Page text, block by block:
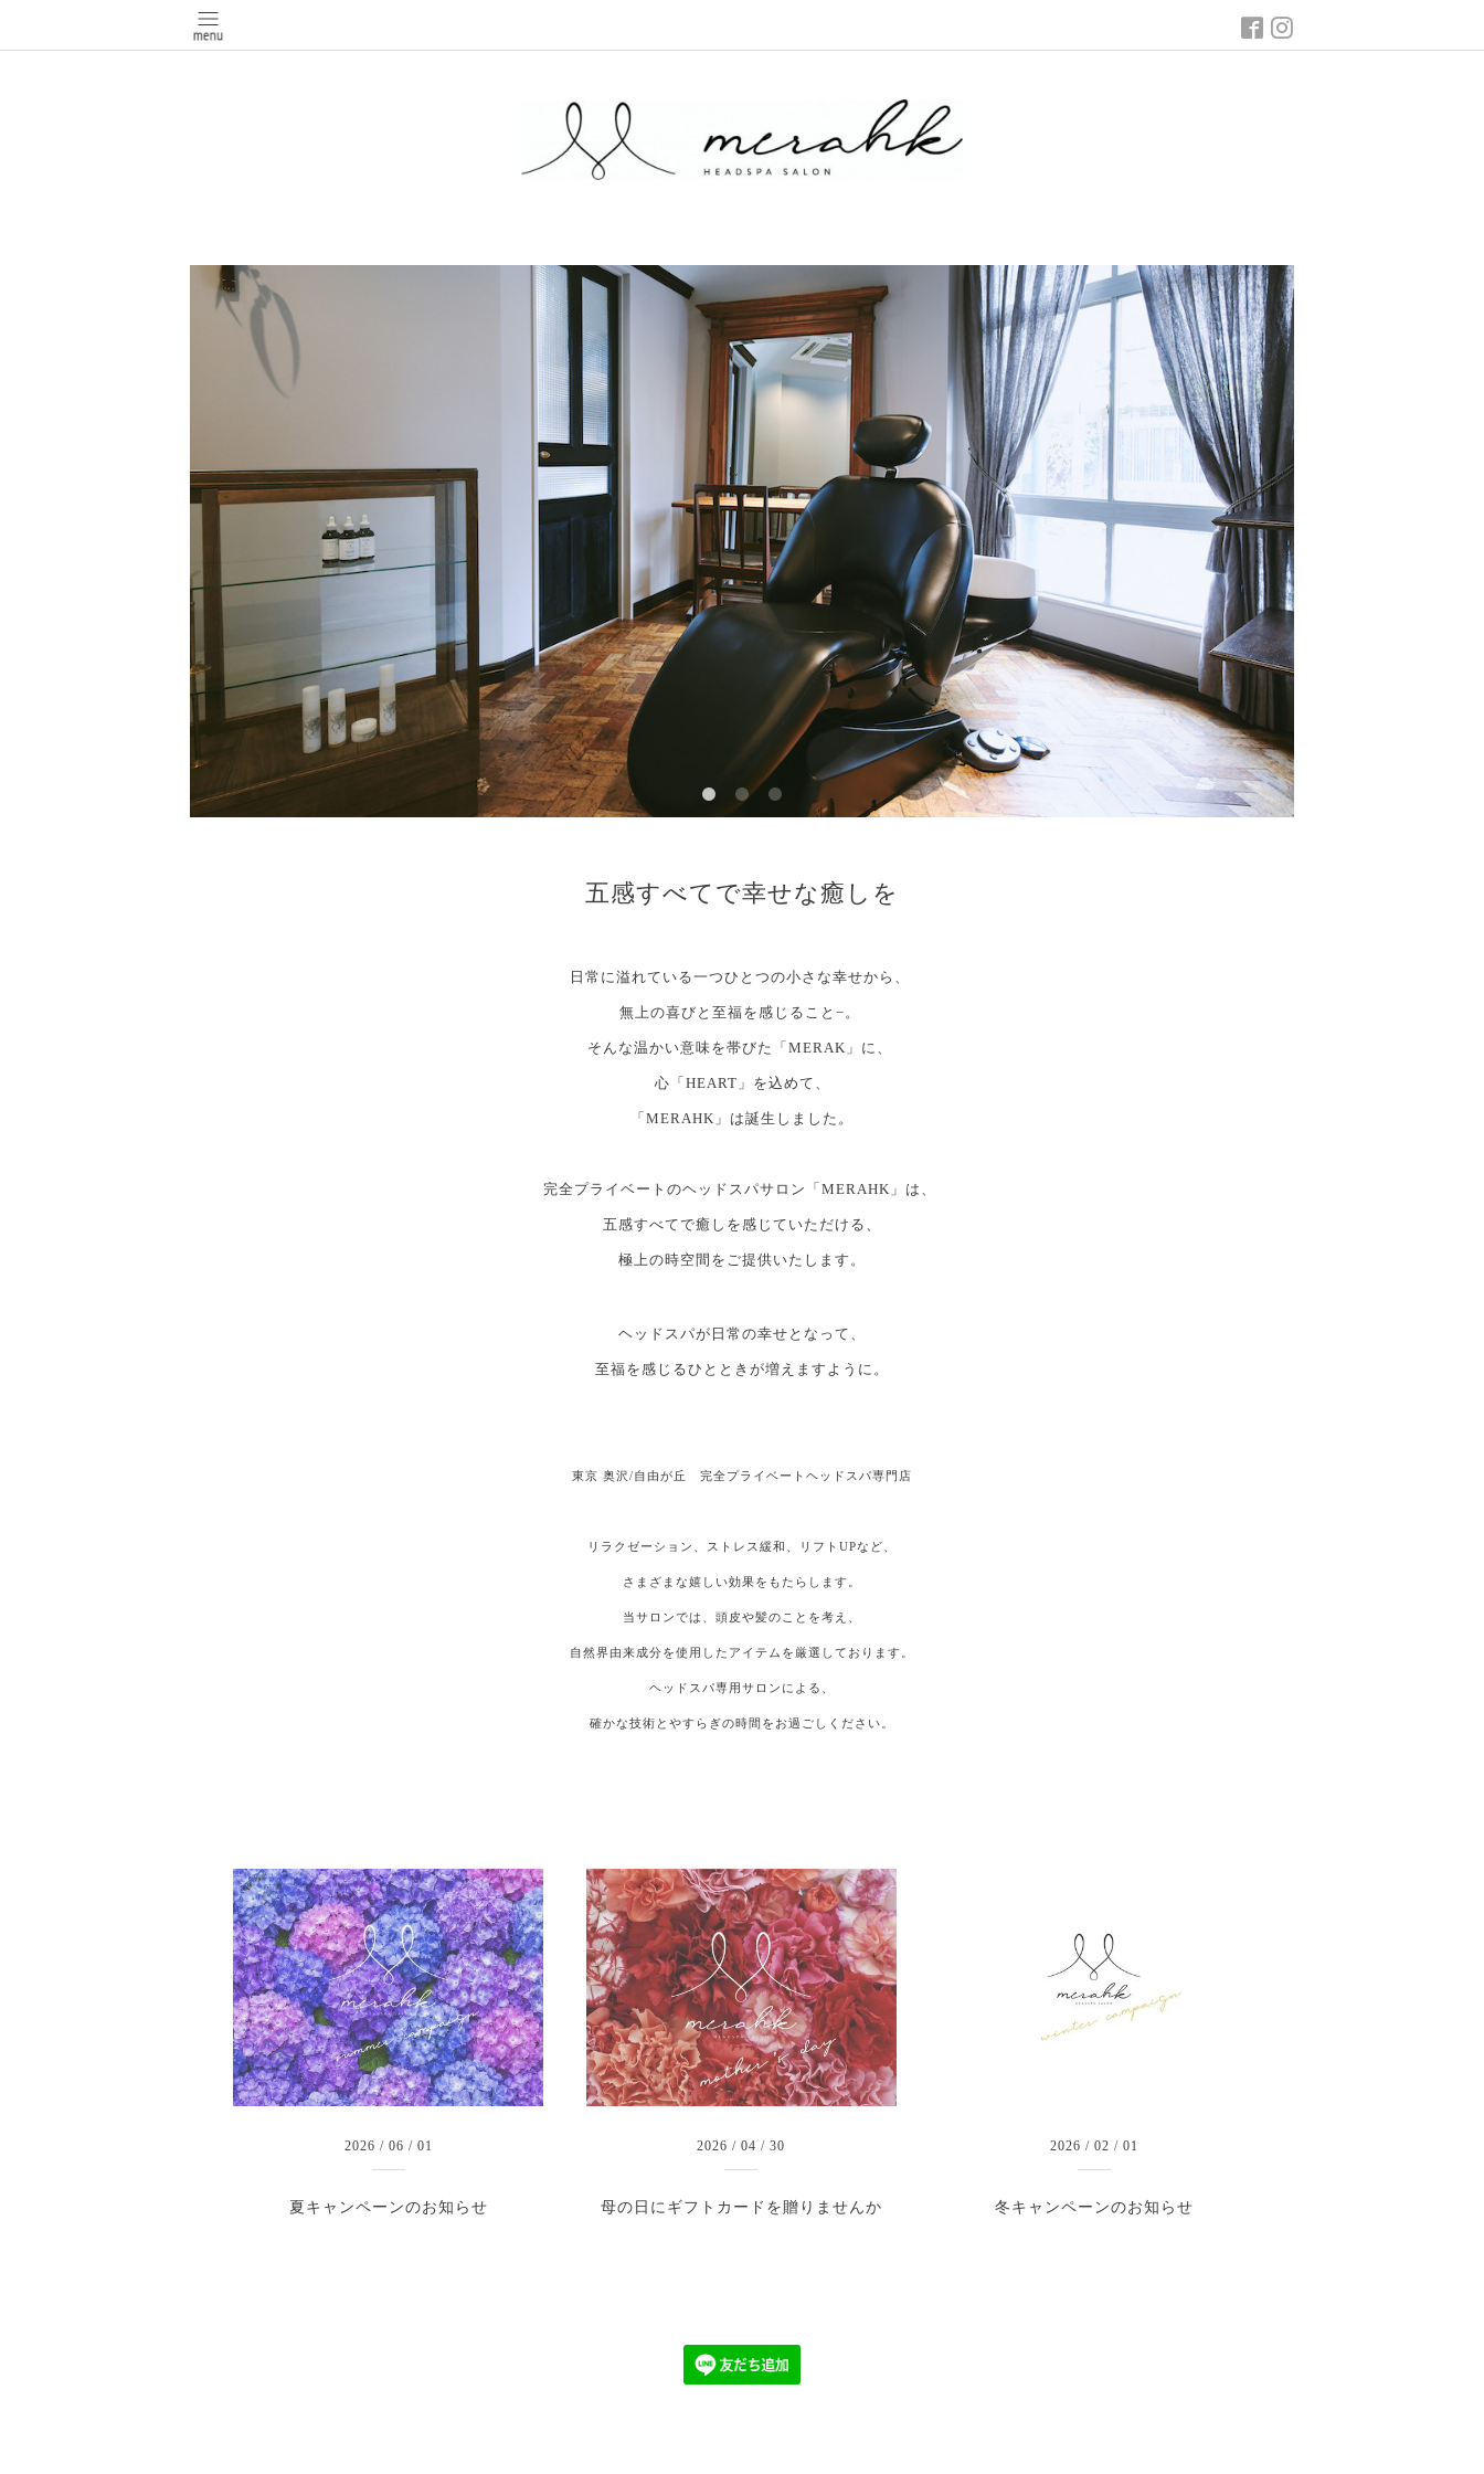
五感すべてで幸せな癒しを
日常に溢れている一つひとつの小さな幸せから、
無上の喜びと至福を感じること−。
そんな温かい意味を帯びた「MERAK」に、
心「HEART」を込めて、
「MERAHK」は誕生しました。
完全プライベートのヘッドスパサロン「MERAHK」は、
五感すべてで癒しを感じていただける、
極上の時空間をご提供いたします。
ヘッドスパが日常の幸せとなって、
至福を感じるひとときが増えますように。
東京 奥沢/自由が丘 完全プライベートヘッドスパ専門店
リラクゼーション、ストレス緩和、リフトUPなど、
さまざまな嬉しい効果をもたらします。
当サロンでは、頭皮や髪のことを考え、
自然界由来成分を使用したアイテムを厳選しております。
ヘッドスパ専用サロンによる、
確かな技術とやすらぎの時間をお過ごしください。
2026 / 06 / 01
夏キャンペーンのお知らせ
2026 /04 /30
母の日にギフトカードを贈りませんか
2026 /02 /01
冬キャンペーンのお知らせ